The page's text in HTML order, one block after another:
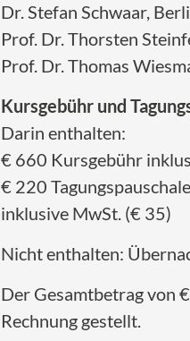
Dr. Stefan Schwaar,
Prof. Dr. Thorsten
Prof. Dr. Thomas
Kursgebühr und
Darin enthalten:
€ 660 Kursgebühr
€ 220
inklusive MwSt. (€ 35)
Nicht enthalten:
Der Gesamtbetrag von
Rechnung gestellt.